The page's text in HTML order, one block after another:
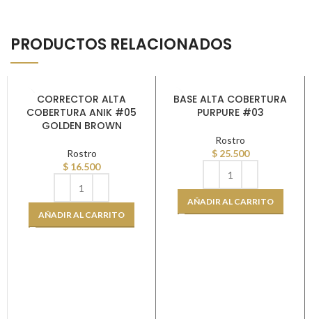
PRODUCTOS RELACIONADOS
CORRECTOR ALTA
COBERTURA ANIK #05
GOLDEN BROWN
Rostro
$ 16.500
AÑADIR AL CARRITO
BASE ALTA COBERTURA
PURPURE #03
Rostro
$25.500
AÑADIR AL CARRITO